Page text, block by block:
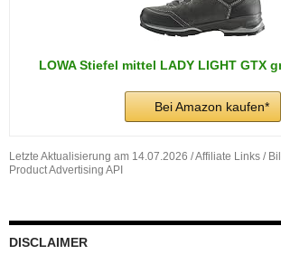
LOWA Stiefel mittel LADY LIGHT GTX
Bei Amazon kaufen*
Letzte Aktualisierung am 14.07.2026 / Affiliate Links /
Product Advertising API
DISCLAIMER